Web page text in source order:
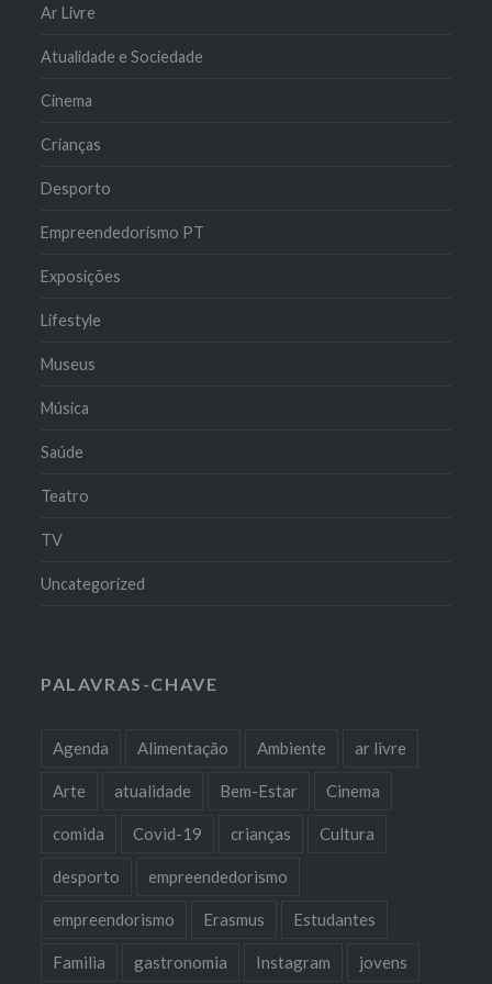
Ar Livre
Atualidade e Sociedade
Cinema
Crianças
Desporto
Empreendedorismo PT
Exposições
Lifestyle
Museus
Música
Saúde
Teatro
TV
Uncategorized
PALAVRAS-CHAVE
Agenda Alimentação Ambiente ar livre
Arte atualidade Bem-Estar Cinema
comida Covid-19 crianças Cultura
desporto empreendedorismo
empreendorismo Erasmus Estudantes
Familia gastronomia Instagram jovens